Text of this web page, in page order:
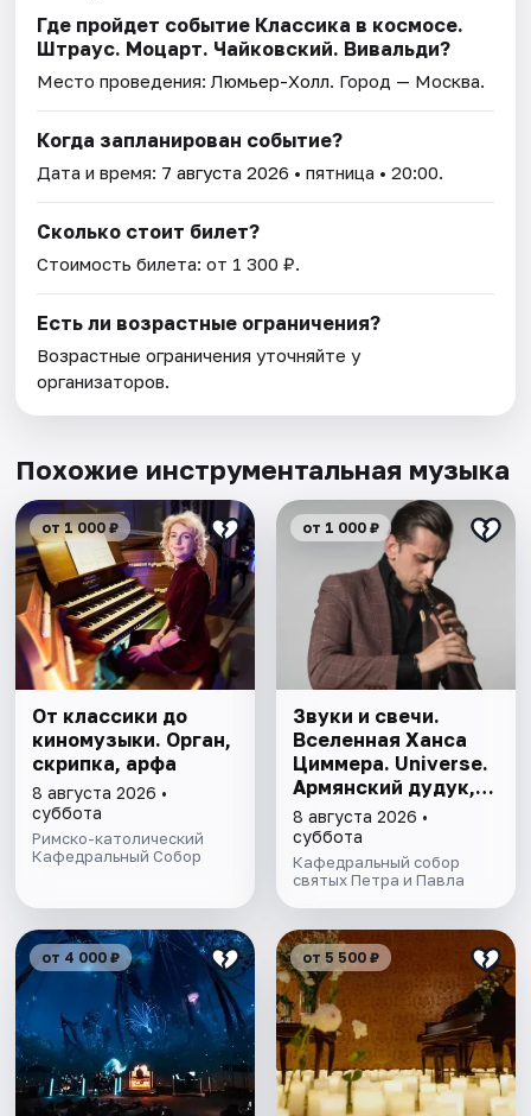
Где пройдет событие Классика в космосе.
Штраус. Моцарт. Чайковский. Вивальди?
Место проведения:Люмьер-Холл. Город — Москва.
Когда запланирован событие?
Дата и время: 7 августа 2026 • пятница • 20:00.
Сколько стоит билет?
Стоимость билета: от 1 300 ₽.
Есть ли возрастные ограничения?
Возрастные ограничения уточняйте у
организаторов.
Похожие инструментальная музыка
от 1 000 ₽
От классики до
киномузыки. Орган,
скрипка, арфа
8 августа 2026 •
суббота
Римско-католический
Кафедральный Собор
от 1 000 ₽
Звуки и свечи.
Вселенная Ханса
Циммера. Universe.
Армянский дудук,
орган, рояль
8 августа 2026 •
суббота
Кафедральный собор
святых Петра и Павла
от 4 000 ₽ от 5 500 ₽